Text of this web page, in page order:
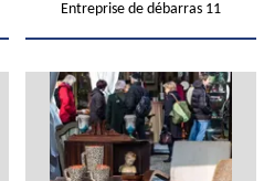
Entreprise de débarras 11